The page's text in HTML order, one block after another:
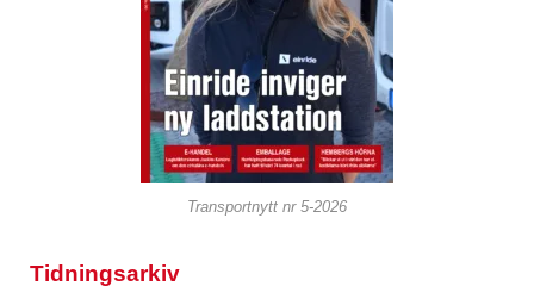
Transportnytt nr 5-2026
Tidningsarkiv